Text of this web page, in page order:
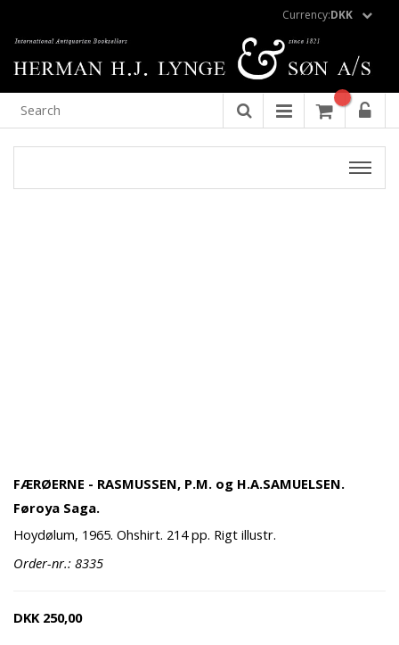
Currency:DKK
FÆRØERNE - RASMUSSEN, P.M. og H.A.SAMUELSEN.
Føroya Saga.
Hoydølum, 1965. Ohshirt. 214 pp. Rigt illustr.
Order-nr.: 8335
DKK 250,00